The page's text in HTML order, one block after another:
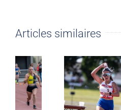
Articles similaires